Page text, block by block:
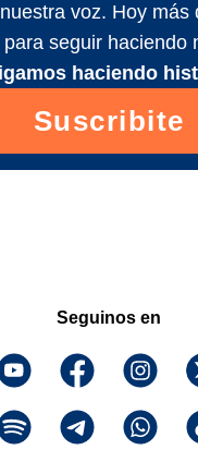
voz. Hoy más
seguir haciendo
haciendo
Suscribite
Seguinos en